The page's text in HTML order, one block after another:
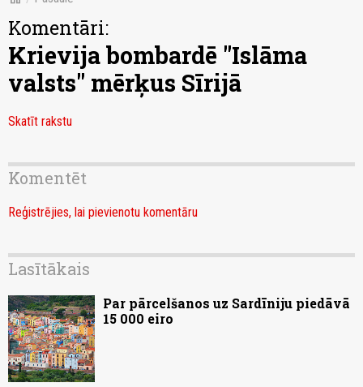
Komentāri:
Krievija bombardē "Islāma
valsts" mērķus Sīrijā
Skatīt rakstu
Komentēt
Reģistrējies, lai pievienotu komentāru
Lasītākais
Par pārcelšanos uz Sardīniju piedāvā
15 000 eiro